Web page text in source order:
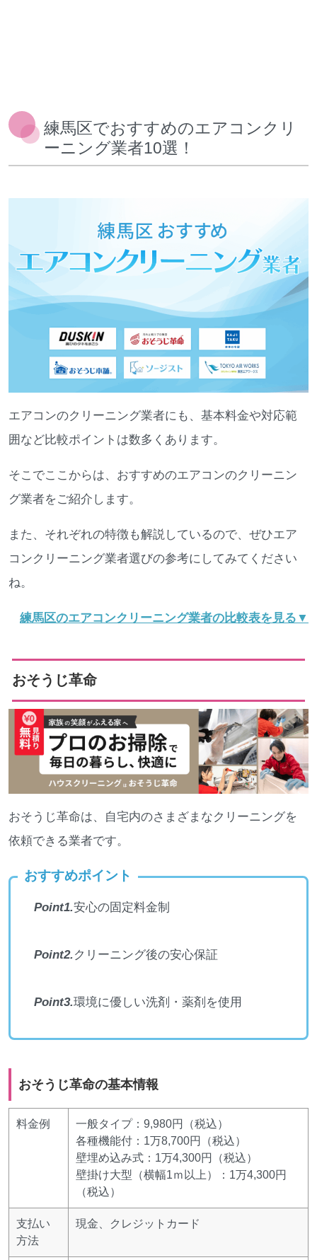
練馬区でおすすめのエアコンクリ
ーニング業者10選！
エアコンのクリーニング業者にも、基本料金や対応範
囲など比較ポイントは数多くあります。
そこでここからは、おすすめのエアコンのクリーニン
グ業者をご紹介します。
また、それぞれの特徴も解説しているので、ぜひエア
コンクリーニング業者選びの参考にしてみてください
ね。
練馬区のエアコンクリーニング業者の比較表を見る▼
おそうじ革命
おそうじ革命は、自宅内のさまざまなクリーニングを
依頼できる業者です。
おすすめポイント
Point1.安心の固定料金制
Point2.クリーニング後の安心保証
Point3.環境に優しい洗剤・薬剤を使用
おそうじ革命の基本情報
料金例
一般タイプ：9,980円（税込）
各種機能付：1万8,700円（税込）
壁埋め込み式：1万4,300円（税込）
壁掛け大型（横幅1ｍ以上）：1万4,300円
（税込）
支払い
方法
現金、クレジットカード